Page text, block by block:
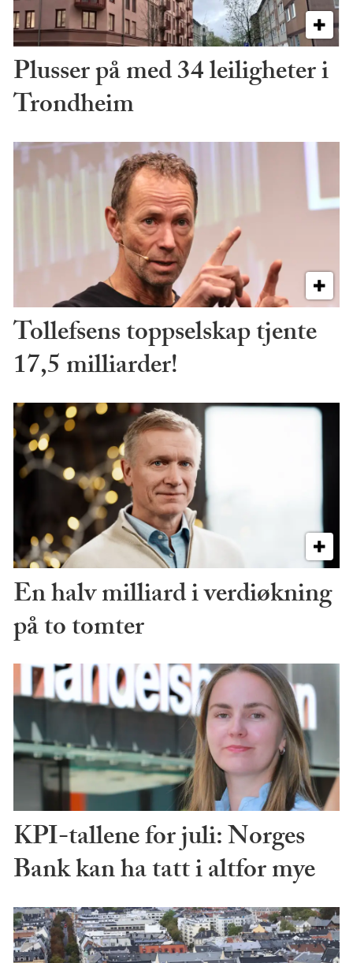
Plusser på med 34 leiligheter i
Trondheim
Tollefsens toppselskap tjente
17,5 milliarder!
En halv milliard i verdiøkning
på to tomter
KPI-tallene for juli: Norges
Bank kan ha tatt i altfor mye